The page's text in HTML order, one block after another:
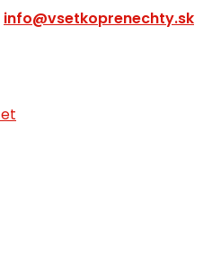
info@vsetkoprenechty.sk